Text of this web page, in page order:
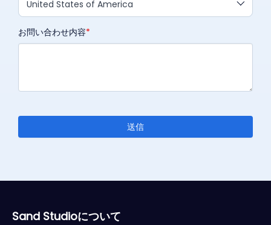
United States of America
お問い合わせ内容
送信
Sand Studioについて